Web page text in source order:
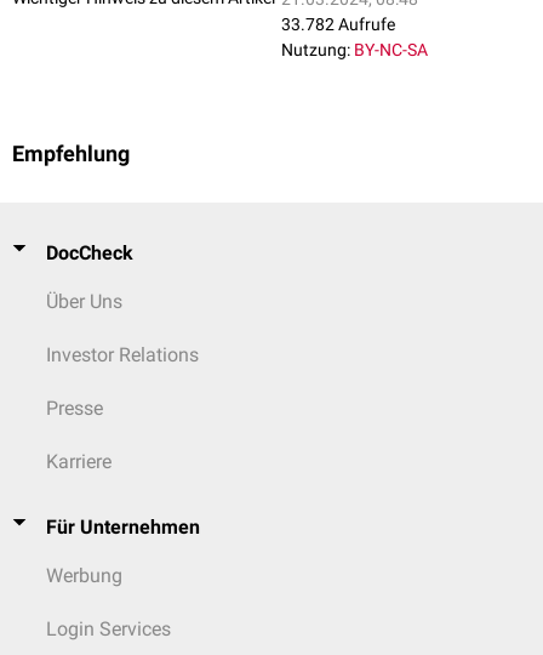
33.782 Aufrufe
Nutzung: BY-NC-SA
Empfehlung
DocCheck
Über Uns
Investor Relations
Presse
Karriere
Für Unternehmen
Werbung
Login Services